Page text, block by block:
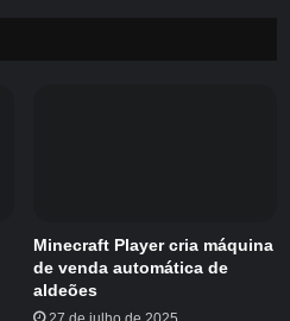
Minecraft Player cria máquina
de venda automática de
aldeões